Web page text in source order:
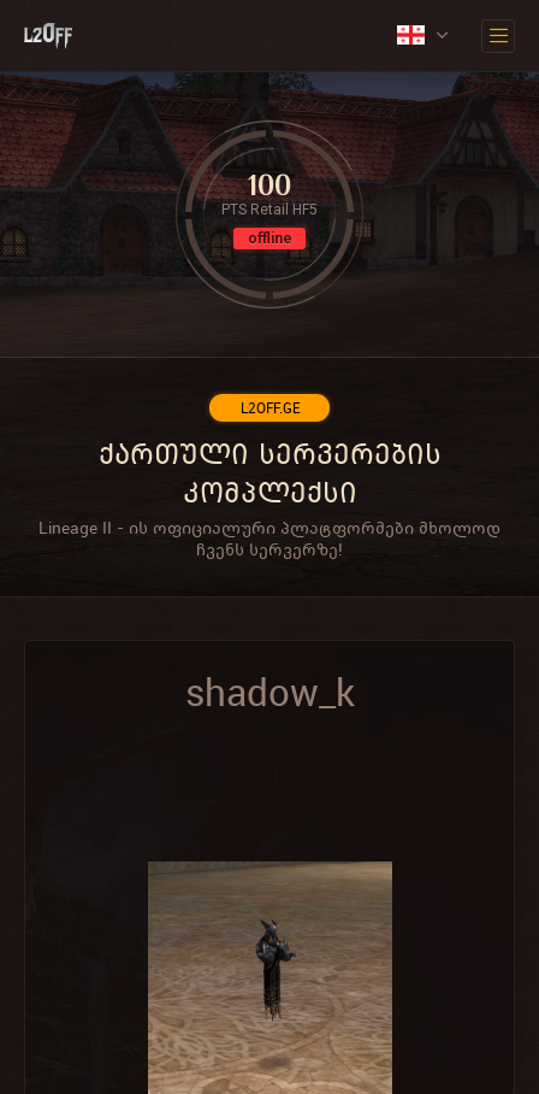
L2OFF.GE
ქართული სერვერების
კომპლექსი
Lineage II - ის ოფიციალური პლატფორმები მხოლოდ
ჩვენს სერვერზე!
100
PTS Retail HF5
offline
shadow_k